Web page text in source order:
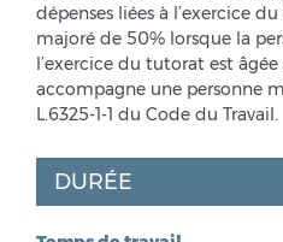
dépenses liées à l’exercice
majoré de 50% lorsque la
l’exercice du tutorat est
accompagne une personne
L.6325-1-1 du Code du Travail.
DURÉE